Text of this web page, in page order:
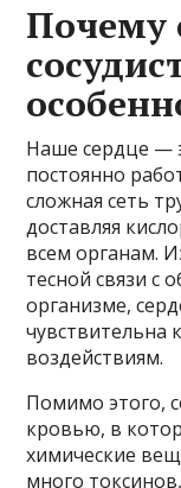
Почему
Наше сердце —
постоянно
сложная сеть
доставляя
всем органам.
тесной связи с
организме,
воздействиям.
Помимо этого,
кровью, в
химические
много